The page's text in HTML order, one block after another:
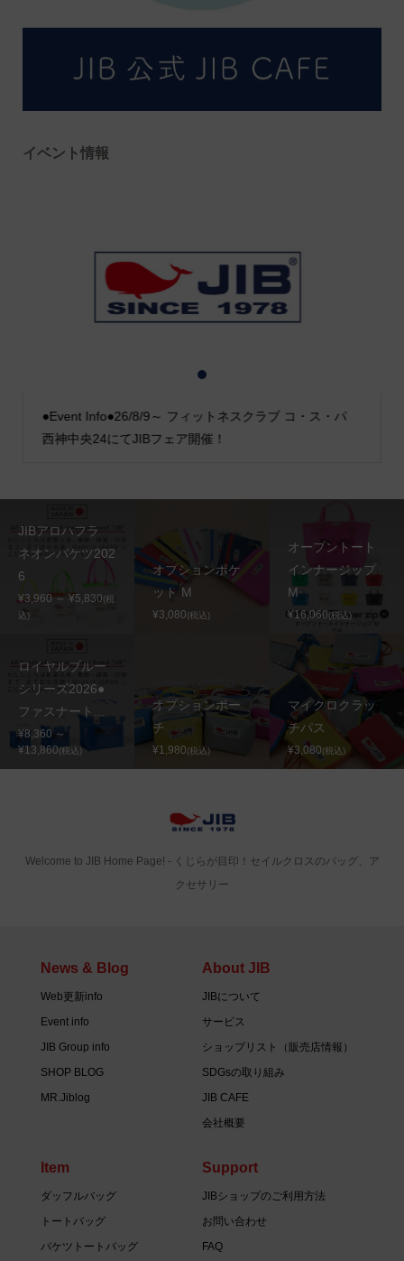
イベント情報
●Event Info●26/8/9～ フィットネスクラブ コ・ス・パ
西神中央24にてJIBフェア開催！
2
JIBアロハフラ
ネオンバケツ202
6
¥3,960 ～ ¥5,830(税
込)
オプションポケ
ット M
¥3,080(税込)
オープントート
インナージップ
M
¥16,060(税込)
ロイヤルブルー
シリーズ2026●
ファスナート...
¥8,360 ～
¥13,860(税込)
オプションポー
チ
¥1,980(税込)
マイクロクラッ
チパス
¥3,080(税込)
Welcome to JIB Home Page! ‐ くじらが目印！セイルクロスのバッグ、ア
クセサリー
News & Blog
Web更新info
Event info
JIB Group info
SHOP BLOG
MR.Jiblog
About JIB
JIBについて
サービス
ショップリスト（販売店情報）
SDGsの取り組み
JIB CAFE
会社概要
Item
ダッフルバッグ
トートバッグ
バケツトートバッグ
Support
JIBショップのご利用方法
お問い合わせ
FAQ